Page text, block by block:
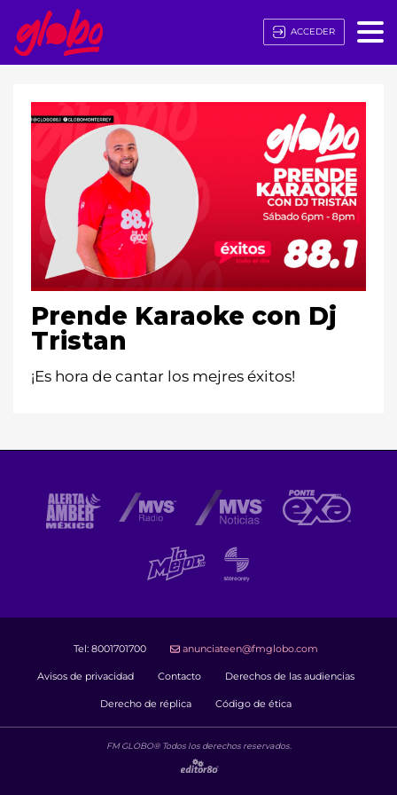
ACCEDER
Prende Karaoke con Dj
Tristan
¡Es hora de cantar los mejres éxitos!
Tel: 8001701700 anunciateen@fmglobo.com
Avisos de privacidad Contacto Derechos de las audiencias
Derecho de réplica Código de ética
FM GLOBO® Todos los derechos reservados.